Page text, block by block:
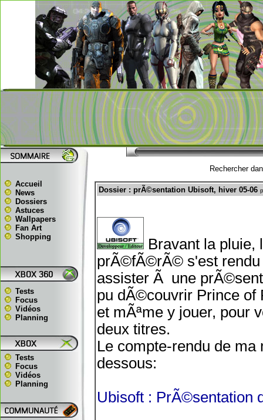
Accueil
News
Dossiers
Astuces
Wallpapers
Fan Art
Shopping
Tests
Focus
Vidéos
Planning
Tests
Focus
Vidéos
Planning
Rechercher
Dossier : prÃ©sentation Ubisoft, hiver 05-06
Bravant la pluie,
prÃ©fÃ©rÃ© s'est rendu
assister Ã une
pu dÃ©couvrir Prince of
et mÃªme y jouer, pour
deux titres.
Le compte-rendu de
dessous:
Ubisoft : PrÃ©sentation